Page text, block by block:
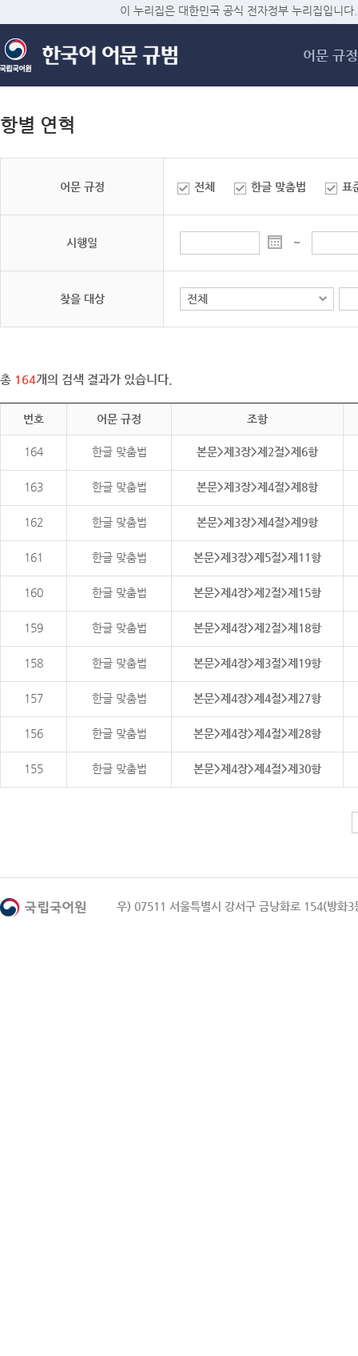
메
이 누리집은 대한민국 공식 전자정부 누리집입니다.
어문 규정
항별 연혁
어문 규정 전체 한글 맞춤법 표
시행일 ~
찾을 대상
총 164개의 검색 결과가 있습니다.
번호 어문 규정 조항
164 한글 맞춤법 본문>제3장>제2절>제6항
163 한글 맞춤법 본문>제3장>제4절>제8항
162 한글 맞춤법 본문>제3장>제4절>제9항
161 한글 맞춤법 본문>제3장>제5절>제11항
160 한글 맞춤법 본문>제4장>제2절>제15항
159 한글 맞춤법 본문>제4장>제2절>제18항
158 한글 맞춤법 본문>제4장>제3절>제19항
157 한글 맞춤법 본문>제4장>제4절>제27항
156 한글 맞춤법 본문>제4장>제4절>제28항
155 한글 맞춤법 본문>제4장>제4절>제30항
우) 07511 서울특별시 강서구 금낭화로 154(방화3